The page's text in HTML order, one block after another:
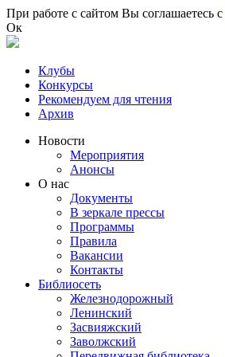
Перейти к основному содержанию
При работе с сайтом Вы соглашаетесь с
Ок
Клубы
Конкурсы
Рекомендуем для чтения
Архив
Новости
Мероприятия
Анонсы
О нас
Документы
В зеркале прессы
Программы
Правила
Вакансии
Контакты
Библиосеть
Железнодорожный
Ленинский
Засвияжский
Заволжский